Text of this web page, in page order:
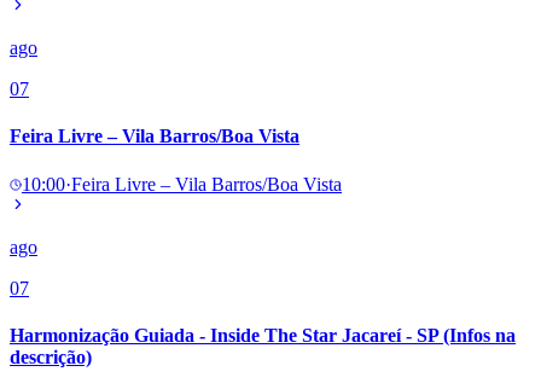
Copa do Brasil
Sul-Americana
Times - Ir direto
ago
07
Feira Livre – Vila Barros/Boa Vista
10:00·Feira Livre – Vila Barros/Boa Vista
ago
07
Harmonização Guiada - Inside The Star Jacareí - SP (Infos na
descrição)